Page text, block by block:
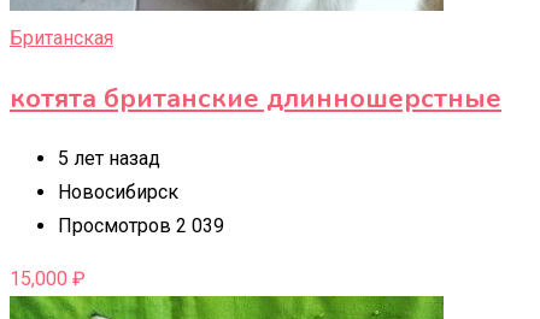
Британская
котята британские длинношерстные
5 лет назад
Новосибирск
Просмотров 2 039
15,000 ₽